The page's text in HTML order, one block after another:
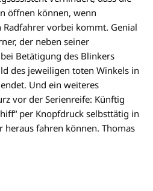
öffnen können, wenn
Radfahrer vorbei kommt. Genial
der neben seiner
Betätigung des Blinkers
des jeweiligen toten Winkels in
Und ein weiteres
vor der Serienreife: Künftig
per Knopfdruck selbsttätig in
heraus fahren können. Thomas